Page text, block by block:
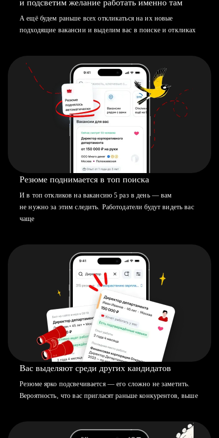
и подсветим желание работать именно там
А ещё будем раньше всех откликаться на их новые
подходящие вакансии и выделим вас в поиске и откликах
Резюме поднимается в топ поиска
И в топ откликов на вакансию 5 раз в день — вам
не нужно за этим следить. Работодатели будут видеть вас
чаще
Вас выделяют среди других кандидатов
Резюме ярко подсвечивается — его сложно не заметить.
Вероятность, что вас пригласят раньше конкурентов, выше